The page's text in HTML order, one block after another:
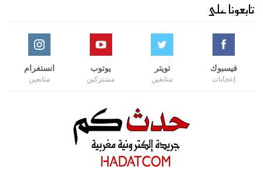
تابعونا على
فيسبوك
إعجابات
تويتر
متابعين
يوتوب
مشتركين
انستغرام
متابعين